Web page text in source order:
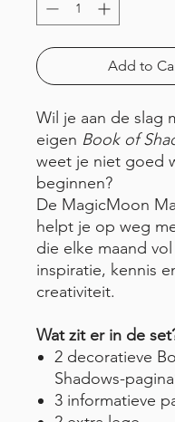
Add to
Wil je aan de slag
eigen Book of
weet je niet goed
beginnen?
De MagicMoon
helpt je op weg
die elke maand
inspiratie, kennis
creativiteit.
Wat zit er in de
2 decoratieve
Shadows-
3 informatieve